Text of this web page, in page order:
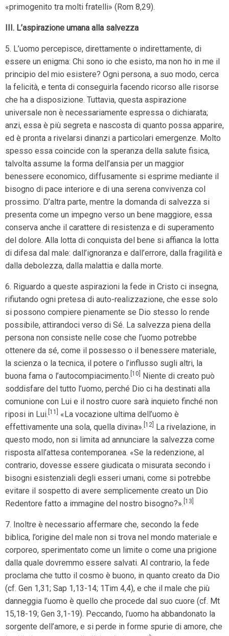
«primogenito tra molti fratelli» (Rom 8,29).
III. L’aspirazione umana alla salvezza
5. L’uomo percepisce, direttamente o indirettamente, di
essere un enigma: Chi sono io che esisto, ma non ho in me il
principio del mio esistere? Ogni persona, a suo modo, cerca
la felicità, e tenta di conseguirla facendo ricorso alle risorse
che ha a disposizione. Tuttavia, questa aspirazione
universale non è necessariamente espressa o dichiarata;
anzi, essa è più segreta e nascosta di quanto possa apparire,
ed è pronta a rivelarsi dinanzi a particolari emergenze. Molto
spesso essa coincide con la speranza della salute fisica,
talvolta assume la forma dell’ansia per un maggior
benessere economico, diffusamente si esprime mediante il
bisogno di pace interiore e di una serena convivenza col
prossimo. D’altra parte, mentre la domanda di salvezza si
presenta come un impegno verso un bene maggiore, essa
conserva anche il carattere di resistenza e di superamento
del dolore. Alla lotta di conquista del bene si affianca la lotta
di difesa dal male: dall’ignoranza e dall’errore, dalla fragilità e
dalla debolezza, dalla malattia e dalla morte.
6. Riguardo a queste aspirazioni la fede in Cristo ci insegna,
rifiutando ogni pretesa di auto-realizzazione, che esse solo
si possono compiere pienamente se Dio stesso lo rende
possibile, attirandoci verso di Sé. La salvezza piena della
persona non consiste nelle cose che l’uomo potrebbe
ottenere da sé, come il possesso o il benessere materiale,
la scienza o la tecnica, il potere o l’influsso sugli altri, la
buona fama o l’autocompiacimento. [10]
Niente di creato può
soddisfare del tutto l’uomo, perché Dio ci ha destinati alla
comunione con Lui e il nostro cuore sarà inquieto finché non
riposi in Lui. [11]
«La vocazione ultima dell’uomo è
effettivamente una sola, quella divina». [12]
La rivelazione, in
questo modo, non si limita ad annunciare la salvezza come
risposta all’attesa contemporanea. «Se la redenzione, al
contrario, dovesse essere giudicata o misurata secondo i
bisogni esistenziali degli esseri umani, come si potrebbe
evitare il sospetto di avere semplicemente creato un Dio
Redentore fatto a immagine del nostro bisogno?». [13]
7. Inoltre è necessario affermare che, secondo la fede
biblica, l’origine del male non si trova nel mondo materiale e
corporeo, sperimentato come un limite o come una prigione
dalla quale dovremmo essere salvati. Al contrario, la fede
proclama che tutto il cosmo è buono, in quanto creato da Dio
(cf. Gen 1,31; Sap 1,13-14; 1Tim 4,4), e che il male che più
danneggia l’uomo è quello che procede dal suo cuore (cf. Mt
15,18-19; Gen 3,1-19). Peccando, l’uomo ha abbandonato la
sorgente dell’amore, e si perde in forme spurie di amore, che